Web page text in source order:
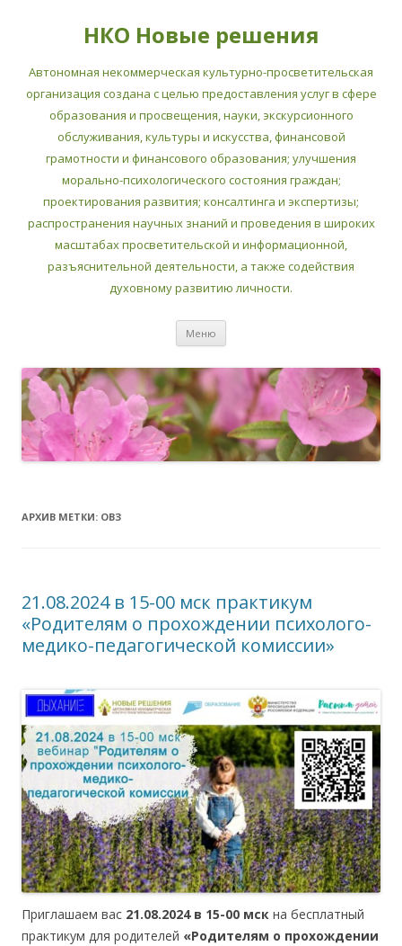
НКО Новые решения
Автономная некоммерческая культурно-просветительская
организация создана с целью предоставления услуг в сфере
образования и просвещения, науки, экскурсионного
обслуживания, культуры и искусства, финансовой
грамотности и финансового образования; улучшения
морально-психологического состояния граждан;
проектирования развития; консалтинга и экспертизы;
распространения научных знаний и проведения в широких
масштабах просветительской и информационной,
разъяснительной деятельности, а также содействия
духовному развитию личности.
Меню
АРХИВ МЕТКИ: ОВЗ
21.08.2024 в 15-00 мск практикум
«Родителям о прохождении психолого-
медико-педагогической комиссии»
Приглашаем вас 21.08.2024 в 15-00 мск на бесплатный
практикум для родителей «Родителям о прохождении